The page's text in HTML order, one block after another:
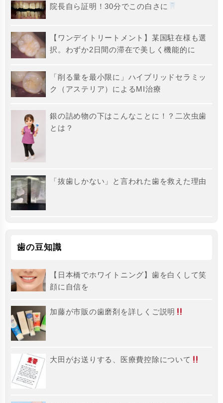
院長自ら証明！30分でこの白さに
【ワンデイトリートメント】某国駐在様も選
択。わずか2日間の滞在で美しく機能的に
「削る量を最小限に」ハイブリッドセラミッ
ク（アステリア）によるMI治療
銀の詰め物の下はこんなことに！？二次虫歯
とは？
「抜歯しかない」と言われた歯を救えた理由
歯の豆知識
【日本橋でホワイトニング】歯を白くして笑
顔に自信を
加藤が市販の歯磨剤を詳しくご説明
大田がお送りする、医療費控除について